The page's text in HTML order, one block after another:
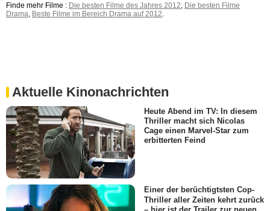
Finde mehr Filme : Die besten Filme des Jahres 2012, Die besten Filme
Drama, Beste Filme im Bereich Drama auf 2012.
Aktuelle Kinonachrichten
Heute Abend im TV: In diesem
Thriller macht sich Nicolas
Cage einen Marvel-Star zum
erbitterten Feind
Einer der berüchtigtsten Cop-
Thriller aller Zeiten kehrt zurück
– hier ist der Trailer zur neuen